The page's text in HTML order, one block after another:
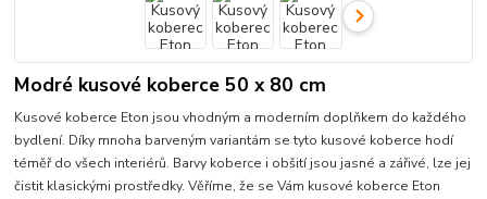
Modré kusové koberce 50 x 80 cm
Kusové koberce Eton jsou vhodným a moderním doplňkem do každého
bydlení. Díky mnoha barveným variantám se tyto kusové koberce hodí
téměř do všech interiérů. Barvy koberce i obšití jsou jasné a zářivé, lze jej
čistit klasickými prostředky. Věříme, že se Vám kusové koberce Eton